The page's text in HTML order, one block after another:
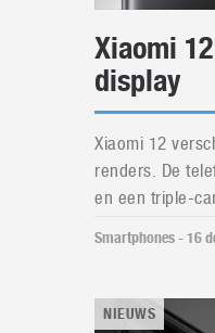
Xiaomi
display
Xiaomi 12
renders. De
en een triple-
Smartphones - 16
NIEUWS